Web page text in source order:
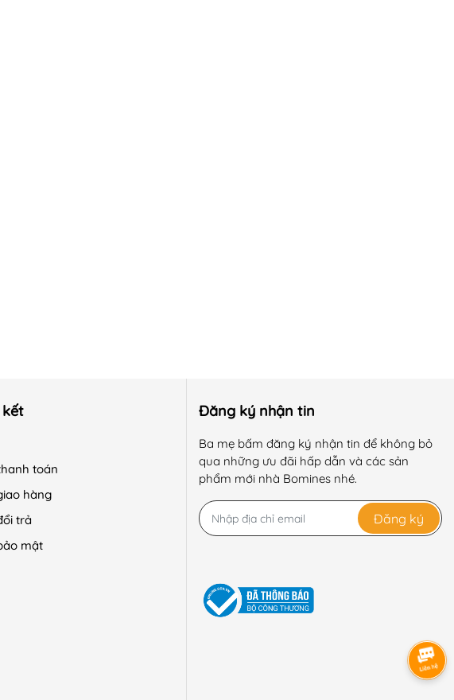
kết
toán
hàng
trả
mật
Đăng ký nhận tin
Ba mẹ bấm đăng ký nhận tin để không bỏ
qua những ưu đãi hấp dẫn và các sản
phẩm mới nhà Bomines nhé.
Đăng ký